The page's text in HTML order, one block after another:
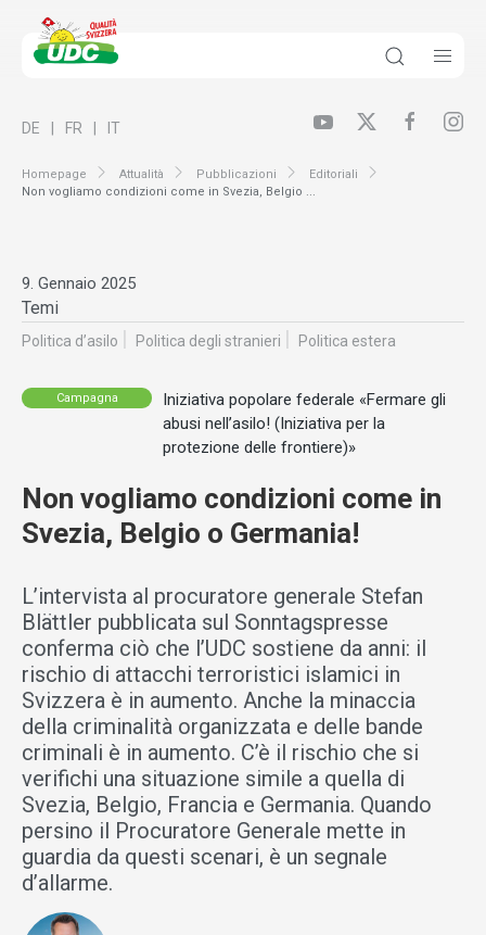
Homepage Attualità Pubblicazioni
Editoriali
Non vogliamo condizioni come in Svezia, Belgio ...
DE FR IT
9. Gennaio 2025
Temi
Politica d’asilo Politica degli stranieri Politica estera
Campagna
Iniziativa popolare federale «Fermare gli
abusi nell’asilo! (Iniziativa per la
protezione delle frontiere)»
Non vogliamo condizioni come in
Svezia, Belgio o Germania!
L’intervista al procuratore generale Stefan
Blättler pubblicata sul Sonntagspresse
conferma ciò che l’UDC sostiene da anni: il
rischio di attacchi terroristici islamici in
Svizzera è in aumento. Anche la minaccia
della criminalità organizzata e delle bande
criminali è in aumento. C’è il rischio che si
verifichi una situazione simile a quella di
Svezia, Belgio, Francia e Germania. Quando
persino il Procuratore Generale mette in
guardia da questi scenari, è un segnale
d’allarme.